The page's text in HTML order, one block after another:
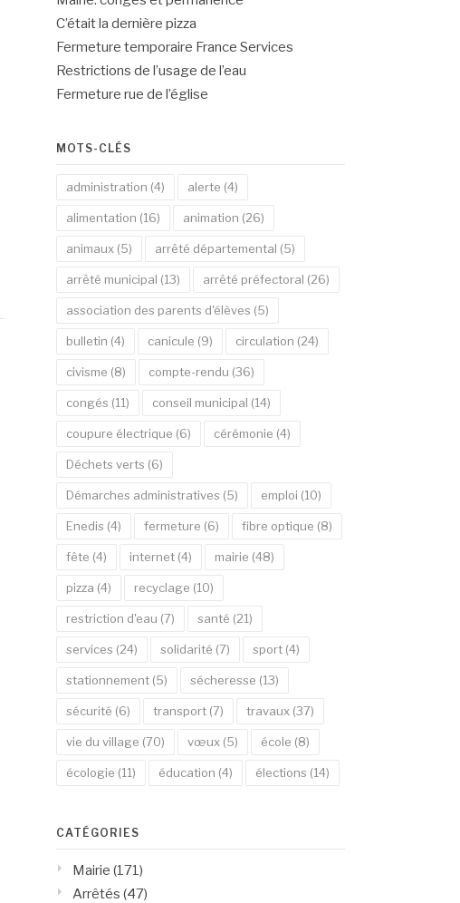
C’était la dernière pizza
Fermeture temporaire France Services
Restrictions de l’usage de l’eau
Fermeture rue de l’église
MOTS-CLÉS
administration (4) alerte (4)
alimentation (16) animation (26)
animaux(5) arrêté départemental (5)
arrêté municipal (13) arrêté préfectoral (26)
association des parents d'élèves (5)
bulletin (4) canicule (9) circulation (24)
civisme (8) compte-rendu (36)
congés (11) conseil municipal (14)
coupure électrique (6) cérémonie (4)
Déchets verts (6)
Démarches administratives (5) emploi (10)
Enedis (4) fermeture (6) fibre optique (8)
fête (4) internet(4) mairie (48)
pizza (4) recyclage (10)
restriction d'eau (7) santé (21)
services (24) solidarité (7) sport(4)
stationnement(5) sécheresse (13)
sécurité (6) transport(7) travaux(37)
vie du village (70) vœux(5) école (8)
écologie (11) éducation (4) élections (14)
CATÉGORIES
Mairie (171)
Arrêtés (47)